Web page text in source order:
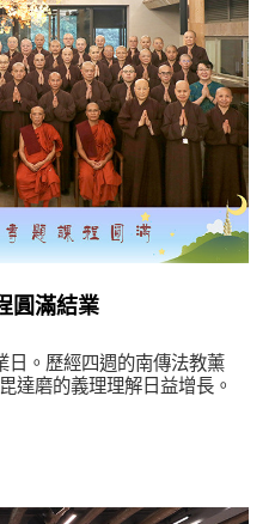
圓滿結業
日。歷經四週的南傳法教薰
達磨的義理理解日益增長。